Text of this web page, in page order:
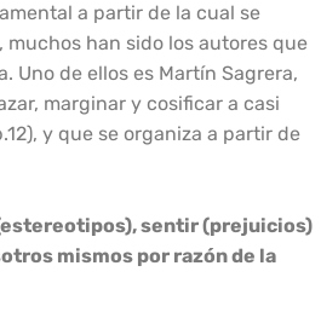
a partir de la cual se
han sido los autores que
Uno de ellos es Martín Sagrera,
marginar y cosificar a casi
y que se organiza a partir de
sentir (prejuicios)
mismos por razón de la